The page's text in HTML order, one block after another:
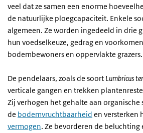
veel dat ze samen een enorme
de natuurlijke ploegcapaciteit. Enkele
algemeen. Ze worden ingedeeld in drie
hun voedselkeuze, gedrag en
bodembewoners en oppervlakte grazers.
De pendelaars, zoals de soort Lumbricus
verticale gangen en trekken
Zij verhogen het gehalte aan organische
de bodemvruchtbaarheid en versterken
vermogen. Ze bevorderen de beluchting